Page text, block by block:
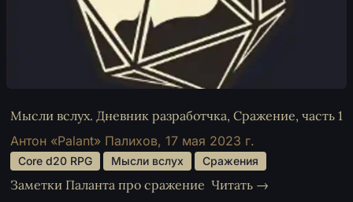
Мысли вслух. Дневник разработчка, Сражение, часть 1
Антон «Palant» Палихов, 17 мая 2023 г.
Core d20 RPG Мысли вслух Сражения
Заметки Паланта про сражение Читать →